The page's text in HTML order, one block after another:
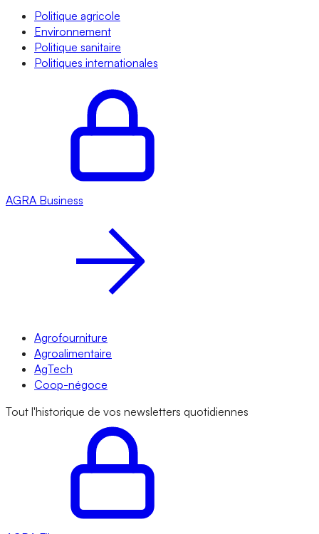
Politique agricole
Environnement
Politique sanitaire
Politiques internationales
AGRA Business
Agrofourniture
Agroalimentaire
AgTech
Coop-négoce
Tout l'historique de vos newsletters quotidiennes